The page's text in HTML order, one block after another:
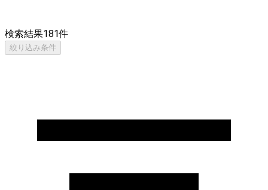
検索結果181件
絞り込み条件